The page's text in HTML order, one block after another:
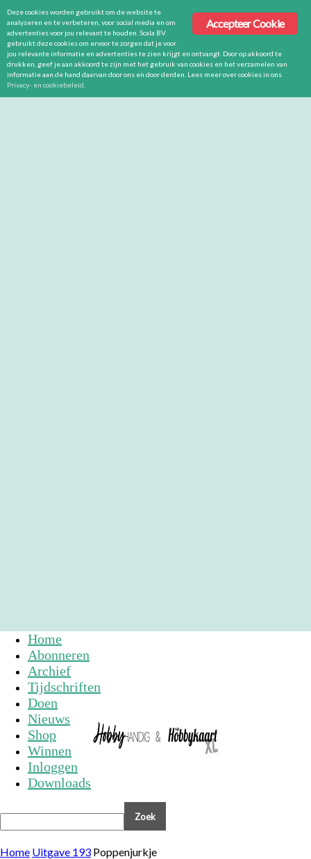
Home
Abonneren
Archief
Tijdschriften
Doen
Nieuws
Shop
Winnen
Inloggen
Downloads
Home Uitgave 193 Poppenjurkje
Accepteer Cookie
Deze cookies worden gebruikt om de website te
analyseren en te verbeteren, voor social media en om
advertenties voor jou relevant te houden. Scala BV
gebruikt deze cookies om ervoor te zorgen dat je voor
jou relevante informatie en advertenties te zien krijgt en ontvangt. Door op akkoord te
drukken, geef je aan akkoord te zijn met het gebruik van cookies en het verzamelen van
informatie aan de hand daarvan door ons en door derden. Lees meer over cookies in ons
Privacy- en cookiebeleid